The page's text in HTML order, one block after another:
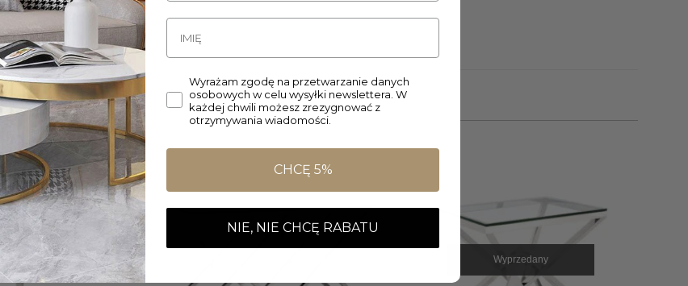
Wyprzedany
Wyrażam zgodę na przetwarzanie danych
osobowych w celu wysyłki newslettera. W
każdej chwili możesz zrezygnować z
otrzymywania wiadomości.
CHCĘ 5%
NIE, NIE CHCĘ RABATU